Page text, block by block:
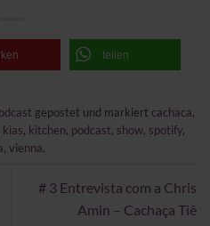
teilen
gepostet und markiert cachaca,
kias, kitchen, podcast, show, spotify,
, vienna.
# 3 Entrevista com a Chris
Amin – Cachaça Tiê